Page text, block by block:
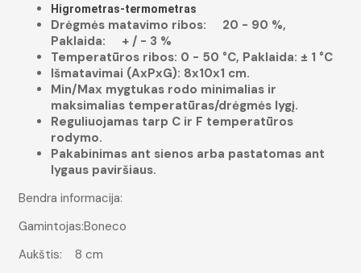
Higrometras-termometras
Drėgmės matavimo ribos: 20 - 90 %,
Paklaida: + / - 3 %
Temperatūros ribos: 0 - 50 °C, Paklaida: ± 1 °C
Išmatavimai (AxPxG): 8x10x1 cm.
Min/Max mygtukas rodo minimalias ir
maksimalias temperatūras/drėgmės lygį.
Reguliuojamas tarp C ir F temperatūros
rodymo.
Pakabinimas ant sienos arba pastatomas ant
lygaus paviršiaus.
Bendra informacija:
Gamintojas:Boneco
Aukštis: 8 cm